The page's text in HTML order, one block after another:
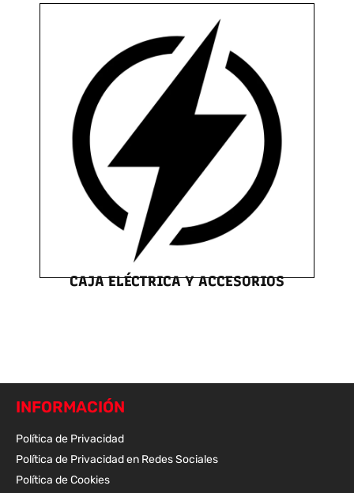
CAJA ELÉCTRICA Y ACCESORIOS
INFORMACIÓN
Política de Privacidad
Política de Privacidad en Redes Sociales
Política de Cookies